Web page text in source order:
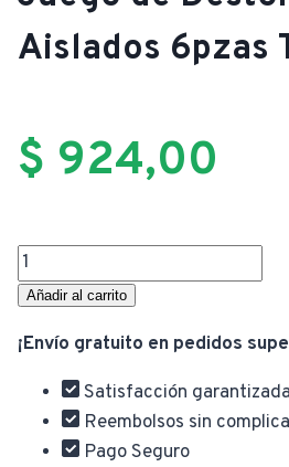
Aislados 6pzas
$ 924,00
Juego
de
Aislados
6pzas
THTIS566
cantidad
Añadir al carrito
¡Envío gratuito en pedidos
Satisfacción garantizada
Reembolsos sin
Pago Seguro